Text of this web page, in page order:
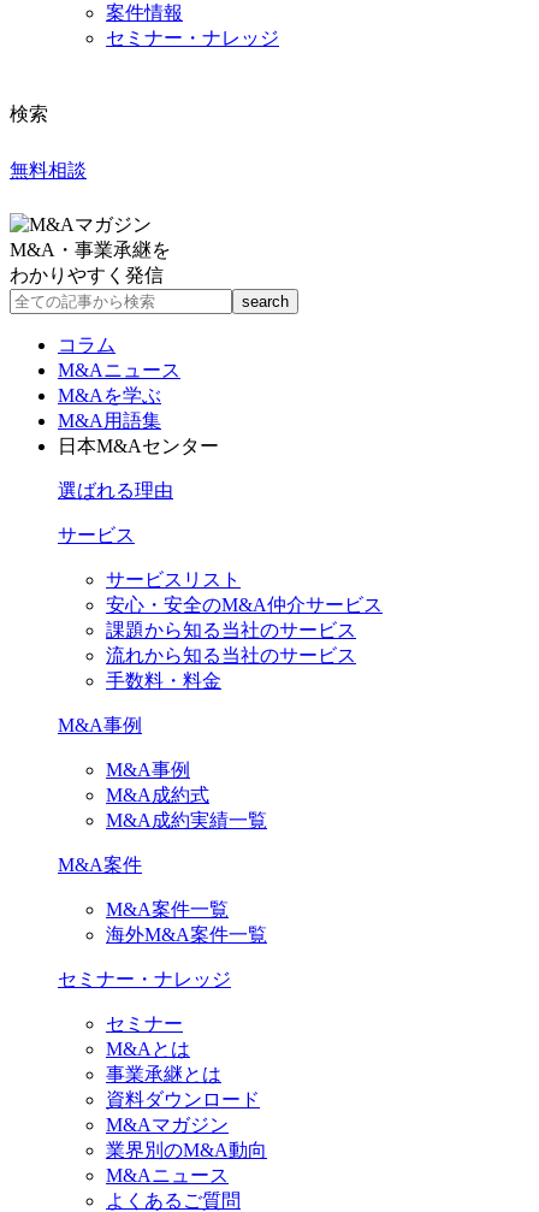
案件情報
セミナー・ナレッジ
検索
無料相談
M&A・事業承継を
わかりやすく発信
コラム
M&Aニュース
M&Aを学ぶ
M&A用語集
日本M&Aセンター
選ばれる理由
サービス
サービスリスト
安心・安全のM&A仲介サービス
課題から知る当社のサービス
流れから知る当社のサービス
手数料・料金
M&A事例
M&A事例
M&A成約式
M&A成約実績一覧
M&A案件
M&A案件一覧
海外M&A案件一覧
セミナー・ナレッジ
セミナー
M&Aとは
事業承継とは
資料ダウンロード
M&Aマガジン
業界別のM&A動向
M&Aニュース
よくあるご質問